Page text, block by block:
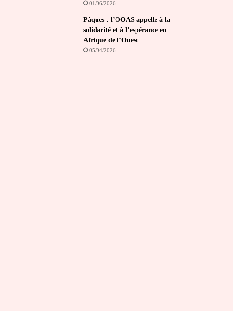
01/06/2026
Pâques : l’OOAS appelle à la
solidarité et à l’espérance en
Afrique de l’Ouest
05/04/2026